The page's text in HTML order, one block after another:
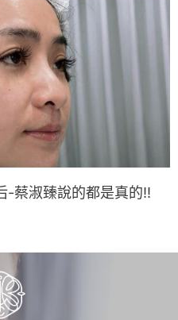
-蔡淑臻說的都是真的!!